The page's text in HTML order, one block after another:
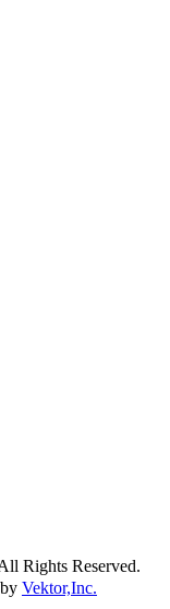
Rights Reserved.
by Vektor,Inc.